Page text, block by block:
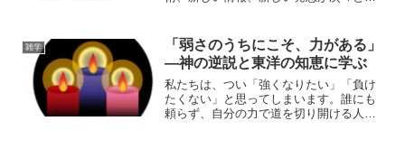
なくありません。しかし、日本には昔か
ら、未来へ進むためにはま...
雑学
「弱さのうちにこそ、力がある」
―神の逆説と東洋の知恵に学ぶ
私たちは、つい「強くなりたい」「負け
たくない」と思ってしまいます。誰にも
頼らず、自分の力で道を切り開ける人こ